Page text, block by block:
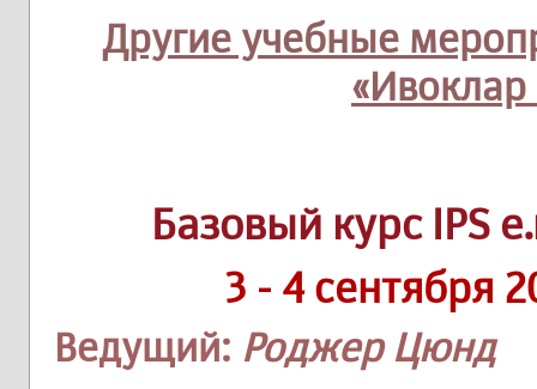
Другие учебные
«Ивоклар
Базовый курс IPS
3 - 4 сентября
Ведущий: Роджер Цюнд